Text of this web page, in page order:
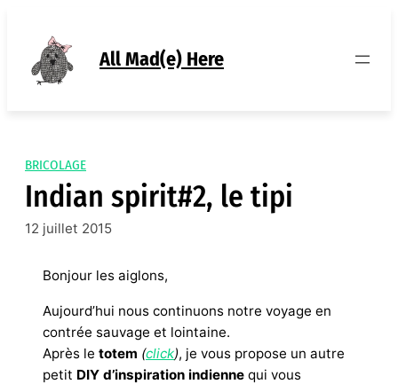
contenu
All Mad(e) Here
BRICOLAGE
Indian spirit#2, le tipi
12 juillet 2015
Bonjour les aiglons,
Aujourd’hui nous continuons notre voyage en
contrée sauvage et lointaine.
Après le totem (click), je vous propose un autre
petit DIY d’inspiration indienne qui vous